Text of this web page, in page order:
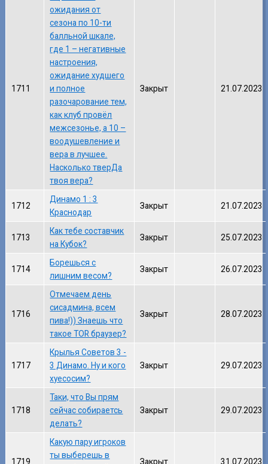
1711
ожидания от
сезона по 10-ти
балльной шкале,
где 1 – негативные
настроения,
ожидание худшего
и полное
разочарование тем,
как клуб провёл
межсезонье, а 10 –
воодушевление и
вера в лучшее.
Насколько тверДа
твоя вера?
Закрыт 21.07.2023
1712
Динамо 1 : 3
Краснодар
Закрыт 21.07.2023
1713
Как тебе составчик
на Кубок?
Закрыт 25.07.2023
1714
Борешься с
лишним весом?
Закрыт 26.07.2023
1716
Отмечаем день
сисадмина, всем
пива!)) Знаешь что
такое TOR браузер?
Закрыт 28.07.2023
1717
Крылья Советов 3 -
3 Динамо. Ну и кого
хуесосим?
Закрыт 29.07.2023
1718
Таки, что Вы прям
сейчас собираетсь
делать?
Закрыт 29.07.2023
1719
Какую пару игроков
ты выберешь в
Закрыт 31.07.2023